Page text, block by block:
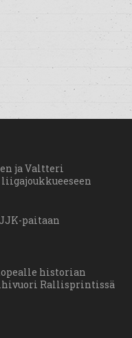
ja Valtteri
paitaan
historian
Rallisprintissä